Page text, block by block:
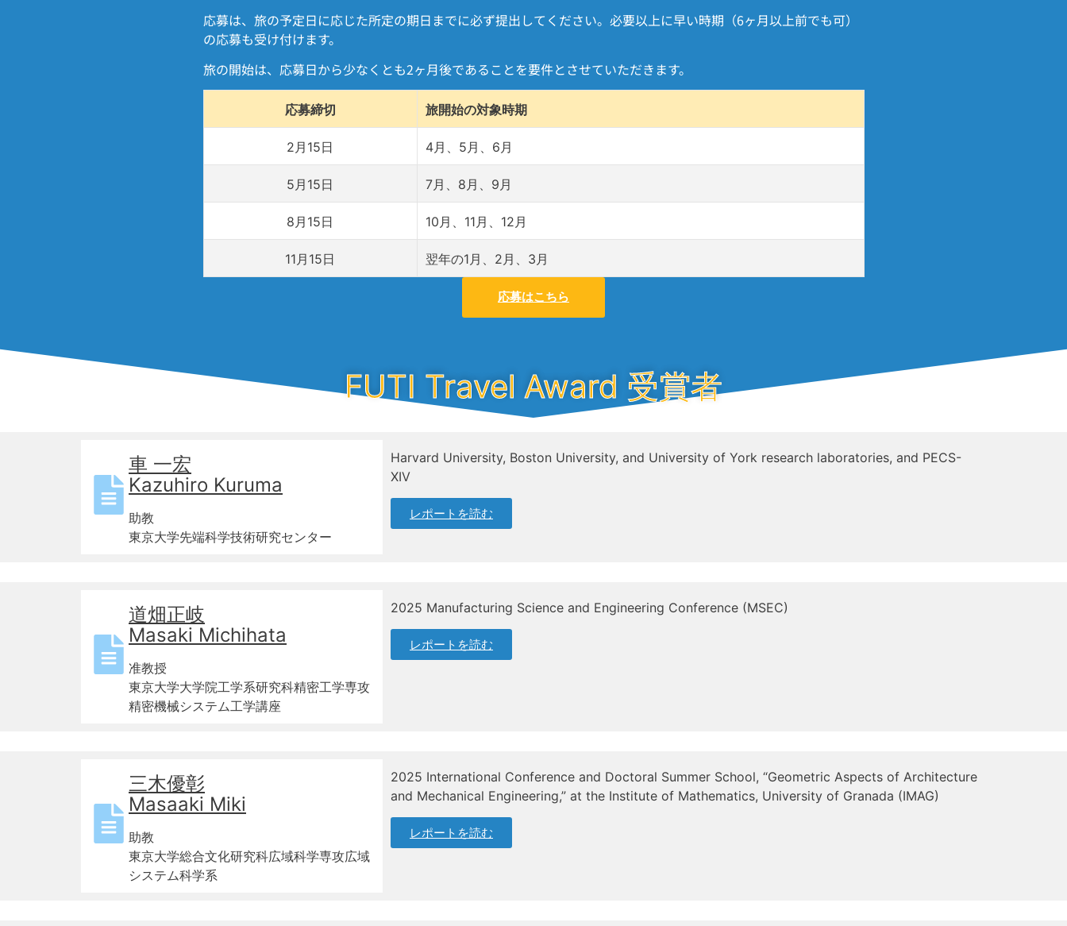
応募は、旅の予定日に応じた所定の期日までに必ず提出してください。必要以上に早い時期（6ヶ月以上前でも可）
の応募も受け付けます。
旅の開始は、応募日から少なくとも2ヶ月後であることを要件とさせていただきます。
応募締切 旅開始の対象時期
2月15日 4月、5月、6月
5月15日 7月、8月、9月
8月15日 10月、11月、12月
11月15日 翌年の1月、2月、3月
応募はこちら
FUTI Travel Award 受賞者
車 一宏
Kazuhiro Kuruma
助教
東京大学先端科学技術研究センター
Harvard University, Boston University, and University of York research laboratories, and PECS-
XIV
レポートを読む
道畑正岐
Masaki Michihata
准教授
東京大学大学院工学系研究科精密工学専攻
精密機械システム工学講座
2025 Manufacturing Science and Engineering Conference (MSEC)
レポートを読む
三木優彰
Masaaki Miki
助教
東京大学総合文化研究科広域科学専攻広域
システム科学系
2025 International Conference and Doctoral Summer School, “Geometric Aspects of Architecture
and Mechanical Engineering,” at the Institute of Mathematics, University of Granada (IMAG)
レポートを読む